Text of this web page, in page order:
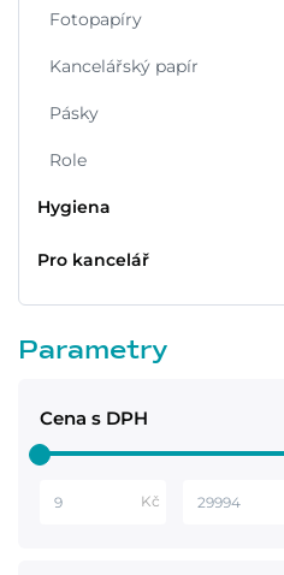
Fotopapíry
Kancelářský papír
Pásky
Role
Hygiena
Pro kancelář
Parametry
Cena s DPH
Kč